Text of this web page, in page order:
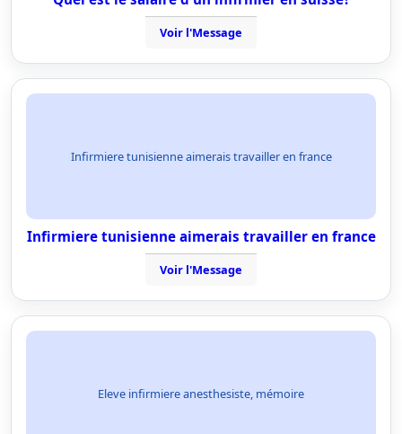
Voir l'Message
Infirmiere tunisienne aimerais travailler en france
Infirmiere tunisienne aimerais travailler en france
Voir l'Message
Eleve infirmiere anesthesiste, mémoire